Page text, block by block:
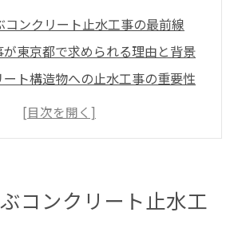
コンクリート止水工事の最前線
東京都で求められる理由と背景
ート構造物への止水工事の重要性
トの漏水対策に強い止水工事業
コンクリート止水工